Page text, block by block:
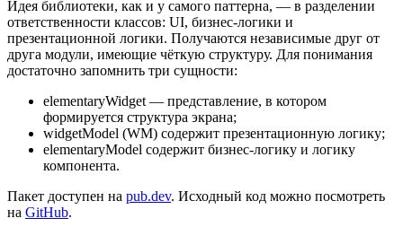
Идея библиотеки, как и у самого паттерна, — в разделении
ответственности классов: UI, бизнес-логики и
презентационной логики. Получаются независимые друг от
друга модули, имеющие чёткую структуру. Для понимания
достаточно запомнить три сущности:
elementaryWidget — представление, в котором
формируется структура экрана;
widgetModel (WM) содержит презентационную логику;
elementaryModel содержит бизнес-логику и логику
компонента.
Пакет доступен на pub.dev. Исходный код можно посмотреть
на GitHub.